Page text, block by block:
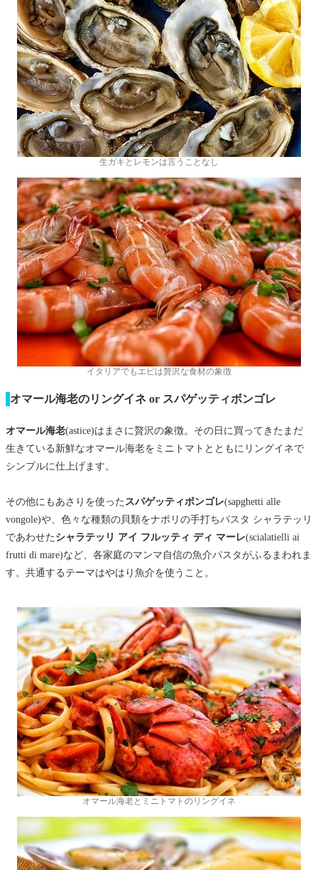
生ガキとレモンは言うことなし
イタリアでもエビは贅沢な食材の象徴
オマール海老のリングイネ or スパゲッティボンゴレ
オマール海老(astice)はまさに贅沢の象徴。その日に買ってきたまだ
生きている新鮮なオマール海老をミニトマトとともにリングイネで
シンプルに仕上げます。
その他にもあさりを使った スパゲッティボンゴレ(sapghetti alle
vongole)や、色々な種類の貝類をナポリの手打ちパスタ シャラテッリ
であわせたシャラテッリ アイ フルッティ ディ マーレ(scialatielli ai
frutti di mare)など、各家庭のマンマ自信の魚介パスタがふるまわれま
す。共通するテーマはやはり魚介を使うこと。
オマール海老とミニトマトのリングイネ